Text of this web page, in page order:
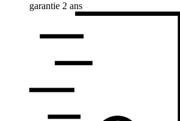
garantie 2 ans